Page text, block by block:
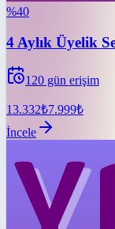
%40
4 Aylık Üyelik
120 gün erişim
13.332₺7.999₺
İncele